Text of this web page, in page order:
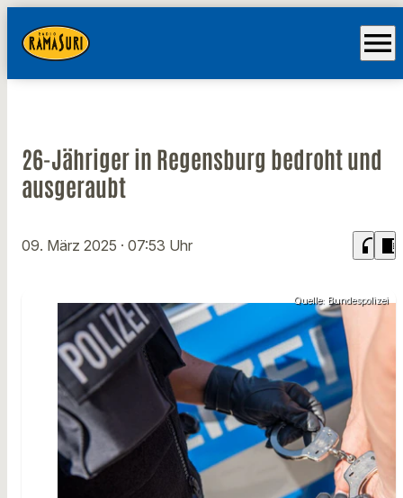
menu
26-Jähriger in Regensburg bedroht und
ausgeraubt
09. März 2025 · 07:53 Uhr headphones chrome_reader_mode
Quelle: Bundespolizei